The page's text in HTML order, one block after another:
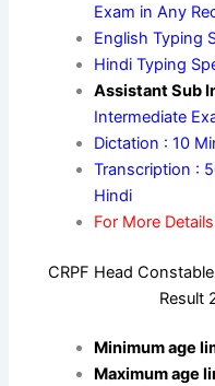
Exam in Any
English Typing
Hindi Typing
Assistant Sub
Intermediate
Dictation : 10
Transcription :
Hindi
For More
CRPF Head
Result
Minimum age
Maximum age